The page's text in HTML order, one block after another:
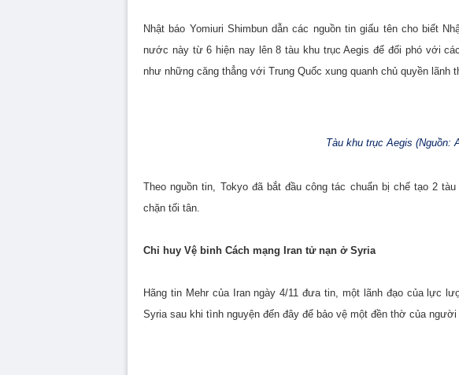
Nhật báo Yomiuri Shimbun dẫn các nguồn tin giấu tên cho biết
nước này từ 6 hiện nay lên 8 tàu khu trục Aegis để đối phó với
như những căng thẳng với Trung Quốc xung quanh chủ quyền lãnh
Tàu khu trục Aegis (Nguồn:
Theo nguồn tin, Tokyo đã bắt đầu công tác chuẩn bị chế tạo 2
chặn tối tân.
Chỉ huy Vệ binh Cách mạng Iran tử nạn ở Syria
Hãng tin Mehr của Iran ngày 4/11 đưa tin, một lãnh đạo của lực
Syria sau khi tình nguyện đến đây để bảo vệ một đền thờ của người